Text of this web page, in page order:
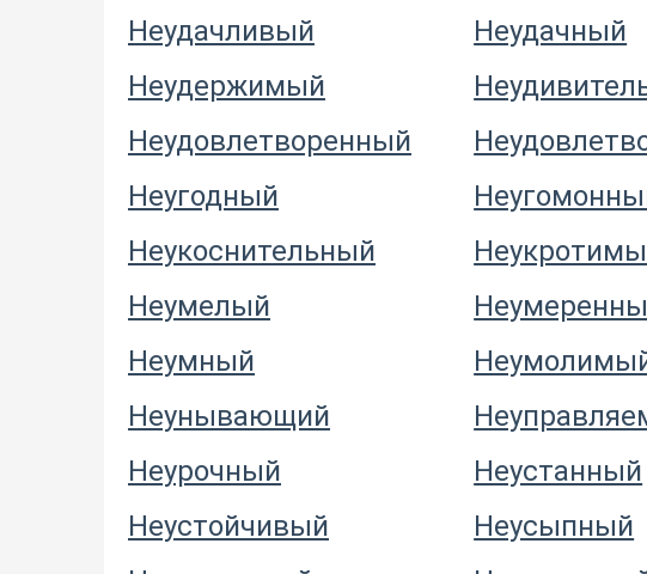
Неудачливый
Неудачный
Неудержимый
Неудовлетворенный
Неугодный
Неукоснительный
Неумелый
Неумный
Неунывающий
Неурочный
Неустанный
Неустойчивый
Неусыпный